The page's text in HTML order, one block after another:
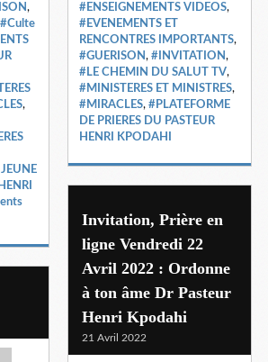
,
#Culte
,
#ENSEIGNEMENTS VIDEOS,
#EVENEMENTS ET
RENCONTRES IMPORTANTS,
#GUERISON, #INVITATION,
#LE CHEMIN DU SALUT TV,
#MINISTERES ET MINISTRES,
#MIRACLES, #PLATEFORME
DE PRIERES DU PASTEUR
HENRI KPODAHI
Invitation, Prière en
ligne Vendredi 22
Avril 2022 : Ordonne
à ton âme Dr Pasteur
Henri Kpodahi
21 Avril 2022